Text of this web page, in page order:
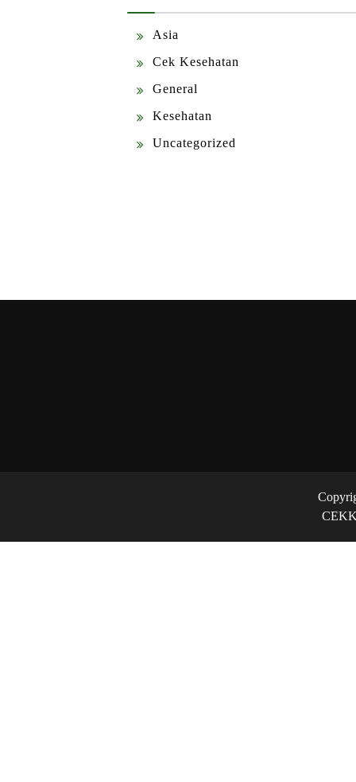
Asia
Cek Kesehatan
General
Kesehatan
Uncategorized